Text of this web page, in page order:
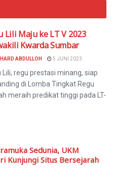
Lili Maju ke LT V 2023
Kwarda Sumbar
ABDULLOH 5 JUNI 2023
Lili, regu prestasi minang, siap
di Lomba Tingkat Regu
meraih predikat tinggi pada LT-
Sedunia, UKM
Kunjungi Situs Bersejarah